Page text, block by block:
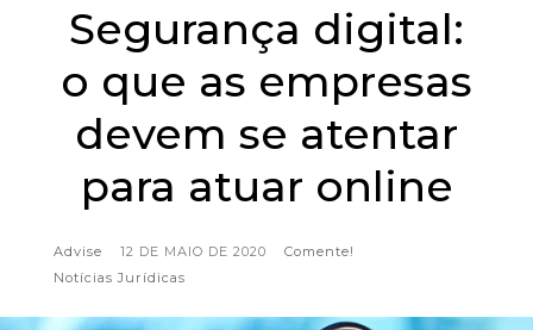
Segurança digital:
o que as empresas
devem se atentar
para atuar online
Advise 12 DE MAIO DE 2020
Comente!
Notícias Jurídicas